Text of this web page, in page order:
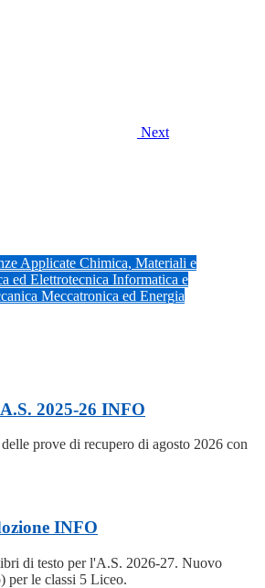
Next
Applicate Chimica, Materiali e
ed Elettrotecnica Informatica e
Meccatronica ed Energia
2025-26 INFO
prove di recupero di agosto 2026 con
INFO
di testo per l'A.S. 2026-27. Nuovo
per le classi 5 Liceo.